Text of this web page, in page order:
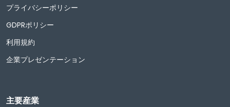
プライバシーポリシー
GDPRポリシー
利用規約
企業プレゼンテーション
主要産業